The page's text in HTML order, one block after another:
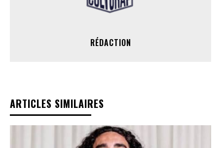
RÉDACTION
ARTICLES SIMILAIRES